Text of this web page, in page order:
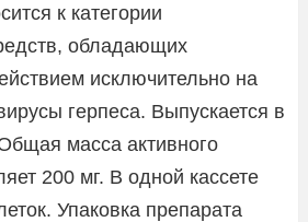
к категории
обладающих
исключительно на
герпеса. Выпускается в
масса активного
200 мг. В одной кассете
Упаковка препарата